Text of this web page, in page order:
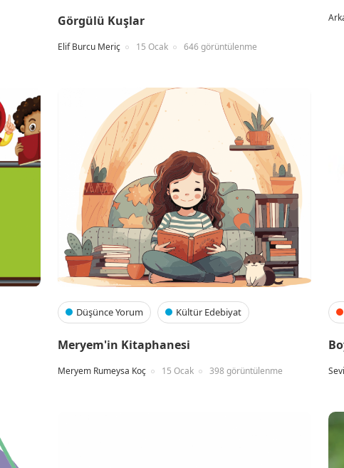
Görgülü Kuşlar
Elif Burcu Meriç 15 Ocak 646 görüntülenme
Düşünce Yorum Kültür Edebiyat
Meryem'in Kitaphanesi
Meryem Rumeysa Koç 15 Ocak 398 görüntülenme